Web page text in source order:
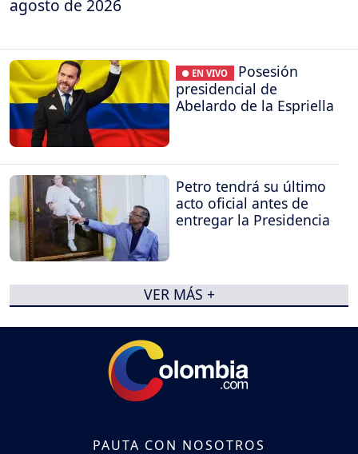
agosto de 2026
● EN VIVO
Posesión
presidencial de
Abelardo de la Espriella
Petro tendrá su último
acto oficial antes de
entregar la Presidencia
VER MÁS +
PAUTA CON NOSOTROS